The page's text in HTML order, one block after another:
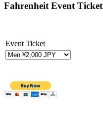
Fahrenheit Event Ticket
Event Ticket